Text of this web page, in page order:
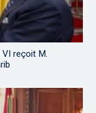
reçoit M.